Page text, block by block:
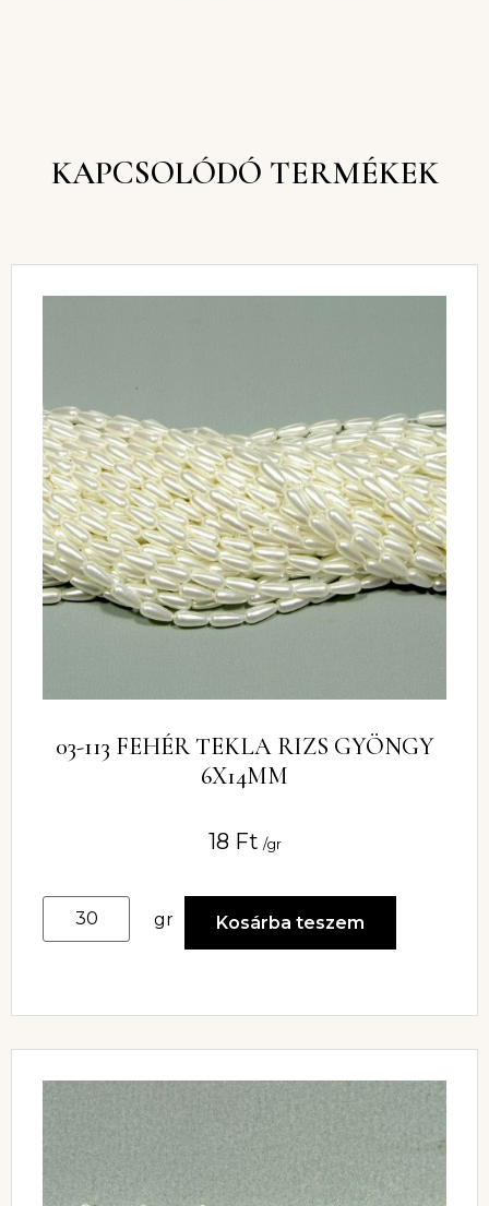
KAPCSOLÓDÓ TERMÉKEK
03-113 FEHÉR TEKLA RIZS GYÖNGY
6X14MM
18 Ft /gr
gr Kosárba teszem